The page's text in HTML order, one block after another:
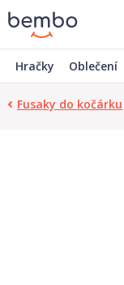
Hračky Oblečení
Fusaky do kočárku